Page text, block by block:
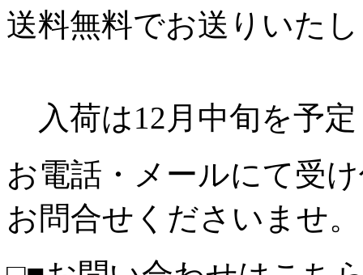
送料無料でお送りいた
入荷は12月中旬を予
お電話・メールにて受
お問合せくださいませ。